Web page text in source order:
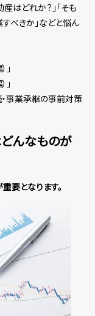
はどれか？」「そも
べきか」などと悩ん
」
」
事業承継の事前対策
んなものが
要となります。